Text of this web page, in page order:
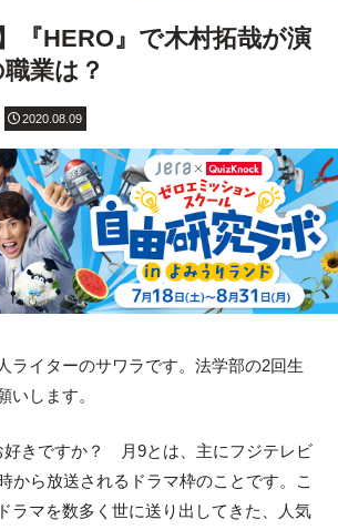
『HERO』で木村拓哉が演
業は？
2020.08.09
ライターのサワラです。法学部の2回生
いします。
好きですか？ 月9とは、主にフジテレビ
から放送されるドラマ枠のことです。こ
ラマを数多く世に送り出してきた、人気